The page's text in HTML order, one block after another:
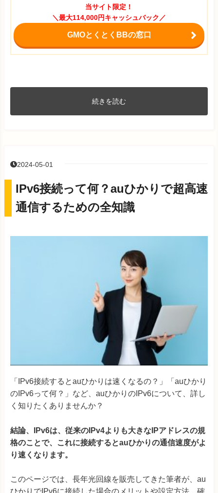
当サイト限定！
＼最大114,000円キャッシュバック／
GMOとくとくBBの窓口
続きを読む
2024-05-01
IPv6接続って何？auひかりで超高速
通信するための全知識
「IPv6接続するとauひかりは速くなるの？」「auひかり
のIPv6って何？」など、auひかりのIPv6について、詳し
く知りたくありませんか？
結論、IPv6は、従来のIPv4よりも大きなIPアドレスの規
格のことで、これに接続するとauひかりの通信速度がよ
り速くなります。
このページでは、長年光回線を販売してきた筆者が、au